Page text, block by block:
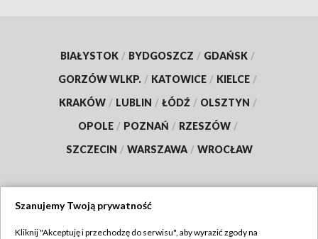
BIAŁYSTOK / BYDGOSZCZ / GDAŃSK /
GORZÓW WLKP. / KATOWICE / KIELCE /
KRAKÓW / LUBLIN / ŁÓDŹ / OLSZTYN /
OPOLE / POZNAŃ / RZESZÓW /
SZCZECIN / WARSZAWA / WROCŁAW
Szanujemy Twoją prywatność
Kliknij "Akceptuję i przechodzę do serwisu", aby wyrazić zgody na